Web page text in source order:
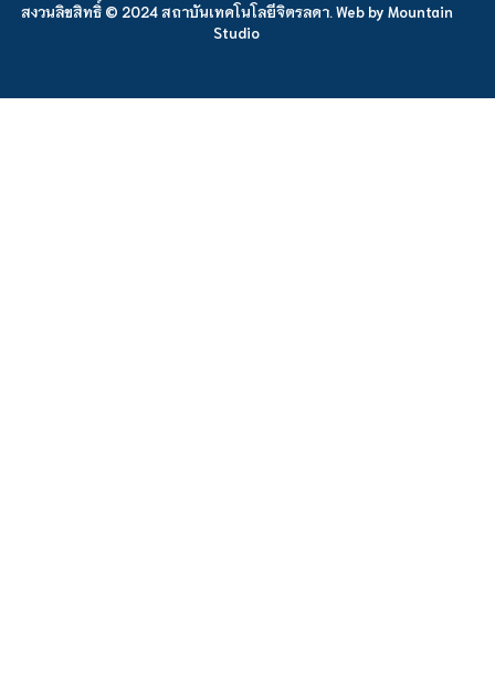
สงวนลิขสิทธิ์ © 2024 สถาบันเทคโนโลยีจิตรลดา. Web by Mountain
Studio